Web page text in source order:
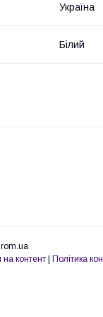
Україна
Білий
контент | Політика